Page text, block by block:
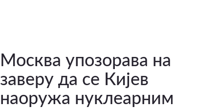
Москва упозорава на
заверу да се Кијев
наоружа нуклеарним